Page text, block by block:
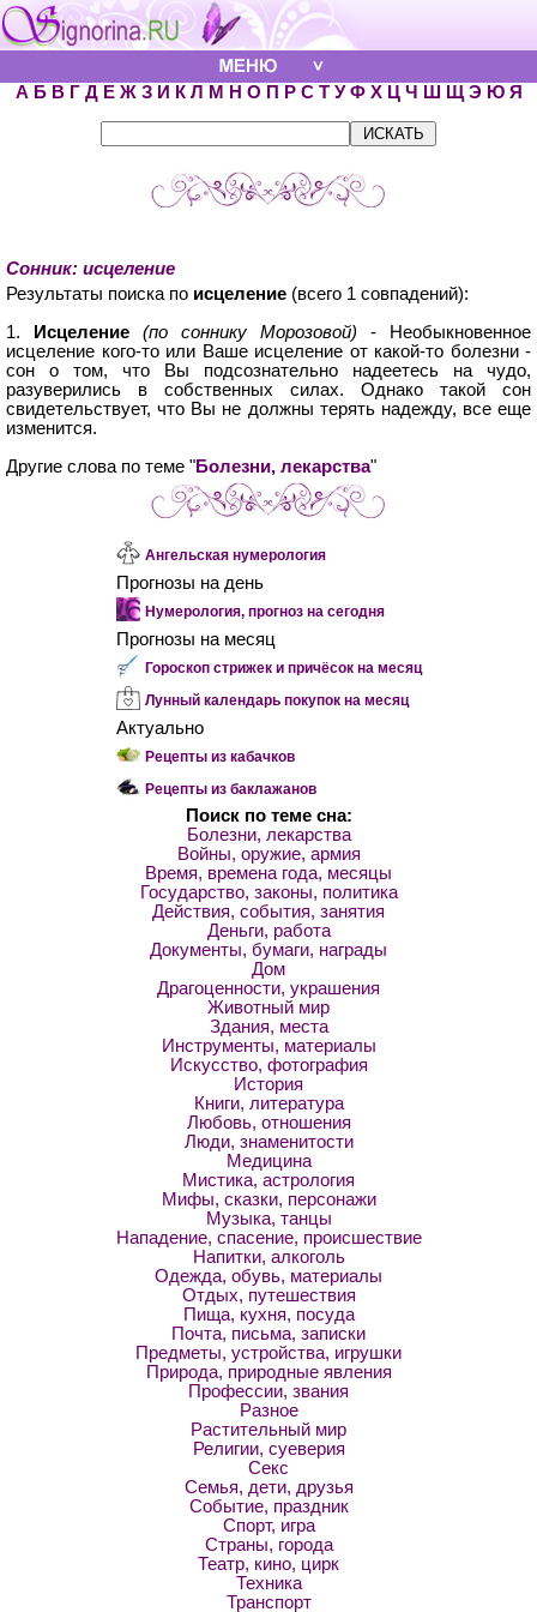
А Б В Г Д Е Ж З И К Л М Н О П Р С Т У Ф Х Ц Ч Ш Щ Э Ю Я
Сонник: исцеление
Результаты поиска по исцеление (всего 1 совпадений):
1.
Исцеление (по соннику Морозовой) - Необыкновенное
исцеление кого-то или Ваше исцеление от какой-то болезни -
сон о том, что Вы подсознательно надеетесь на чудо,
разуверились в собственных силах. Однако такой сон
свидетельствует, что Вы не должны терять надежду, все еще
изменится.
Другие слова по теме "Болезни, лекарства"
Ангельская нумерология
Прогнозы на день
Нумерология, прогноз на сегодня
Прогнозы на месяц
Гороскоп стрижек и причёсок на месяц
Лунный календарь покупок на месяц
Актуально
Рецепты из кабачков
Рецепты из баклажанов
Поиск по теме сна:
Болезни, лекарства
Войны, оружие, армия
Время, времена года, месяцы
Государство, законы, политика
Действия, события, занятия
Деньги, работа
Документы, бумаги, награды
Дом
Драгоценности, украшения
Животный мир
Здания, места
Инструменты, материалы
Искусство, фотография
История
Книги, литература
Любовь, отношения
Люди, знаменитости
Медицина
Мистика, астрология
Мифы, сказки, персонажи
Музыка, танцы
Нападение, спасение, происшествие
Напитки, алкоголь
Одежда, обувь, материалы
Отдых, путешествия
Пища, кухня, посуда
Почта, письма, записки
Предметы, устройства, игрушки
Природа, природные явления
Профессии, звания
Разное
Растительный мир
Религии, суеверия
Секс
Семья, дети, друзья
Событие, праздник
Спорт, игра
Страны, города
Театр, кино, цирк
Техника
Транспорт